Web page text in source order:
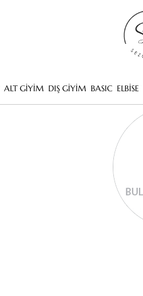
ALT GİYİM DIŞ GİYİM BASIC ELBİSE